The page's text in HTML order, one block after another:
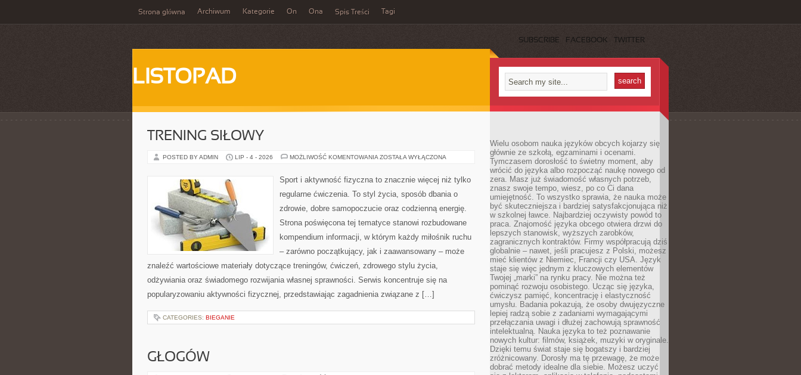
Strona główna Archiwum Kategorie On Ona Spis Treści Tagi
SUBSCRIBE FACEBOOK TWITTER
LISTOPAD
TRENING SIŁOWY
POSTED BY ADMIN LIP - 4 - 2026 MOŻLIWOŚĆ KOMENTOWANIA TRENING
ZOSTAŁA WYŁĄCZONA
Sport i aktywność fizyczna to znacznie więcej niż tylko
regularne ćwiczenia. To styl życia, sposób dbania o
zdrowie, dobre samopoczucie oraz codzienną energię.
Strona poświęcona tej tematyce stanowi rozbudowane
kompendium informacji, w którym każdy miłośnik ruchu
– zarówno początkujący, jak i zaawansowany – może
znaleźć wartościowe materiały dotyczące treningów, ćwiczeń, zdrowego stylu życia,
odżywiania oraz świadomego rozwijania własnej sprawności. Serwis koncentruje się na
popularyzowaniu aktywności fizycznej, przedstawiając zagadnienia związane z […]
CATEGORIES: BIEGANIE
GŁOGÓW
Wielu osobom nauka języków obcych kojarzy się
głównie ze szkołą, egzaminami i ocenami.
Tymczasem dorosłość to świetny moment, aby
wrócić do języka albo rozpocząć naukę nowego od
zera. Masz już świadomość własnych potrzeb,
znasz swoje tempo, wiesz, po co Ci dana
umiejętność. To wszystko sprawia, że nauka może
być skuteczniejsza i bardziej satysfakcjonująca niż
w szkolnej ławce. Najbardziej oczywisty powód to
praca. Znajomość języka obcego otwiera drzwi do
lepszych stanowisk, wyższych zarobków,
zagranicznych kontraktów. Firmy współpracują dziś
globalnie – nawet, jeśli pracujesz z Polski, możesz
mieć klientów z Niemiec, Francji czy USA. Język
staje się więc jednym z kluczowych elementów
Twojej „marki” na rynku pracy. Nie można też
pominąć rozwoju osobistego. Ucząc się języka,
ćwiczysz pamięć, koncentrację i elastyczność
umysłu. Badania pokazują, że osoby dwujęzyczne
lepiej radzą sobie z zadaniami wymagającymi
przełączania uwagi i dłużej zachowują sprawność
intelektualną. Nauka języka to też poznawanie
nowych kultur: filmów, książek, muzyki w oryginale.
Dzięki temu świat staje się bogatszy i bardziej
zróżnicowany. Dorosły ma tę przewagę, że może
dobrać metody idealne dla siebie. Możesz uczyć